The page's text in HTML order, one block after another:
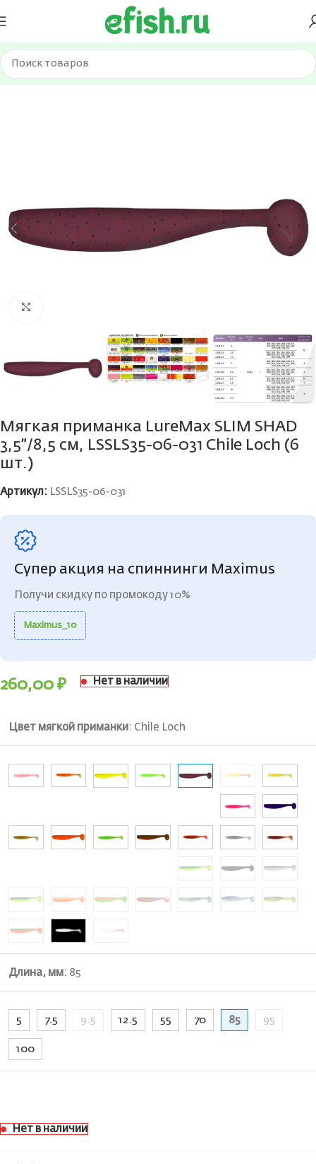
Главная Приманки Силиконовые приманки
Мягкая приманка LureMax SLIM SHAD
3,5”/8,5 см, LSSLS35-06-031 Chile Loch (6
шт.)
Артикул: LSSLS35-06-031
Супер акция на спиннинги Maximus
Получи скидку по промокоду 10%
Maximus_10
260,00 ₽ Нет в наличии
Цвет мягкой приманки: Chile Loch
Длина, мм: 85
5 7.5 9.5 12.5 55 70 85 95
100
Нет в наличии